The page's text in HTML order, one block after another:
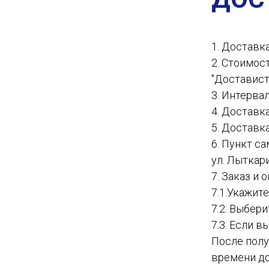
1.
2.
3.
4.
5.
6. Пункт
ул.
7. Заказ и
7.2.
7.3. Если
После
времени